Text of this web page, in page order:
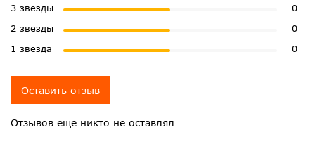
Отзывов еще никто не оставлял
3 звезды
0
2 звезды
0
1 звезда
0
Оставить отзыв